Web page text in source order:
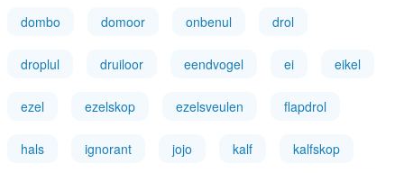
dombo domoor onbenul drol
droplul druiloor eendvogel ei eikel
ezel ezelskop ezelsveulen flapdrol
hals ignorant jojo kalf kalfskop